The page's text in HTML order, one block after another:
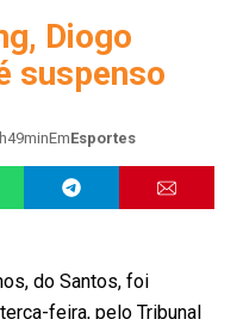
Diogo
suspenso
EmEsportes
do Santos, foi
feira, pelo Tribunal